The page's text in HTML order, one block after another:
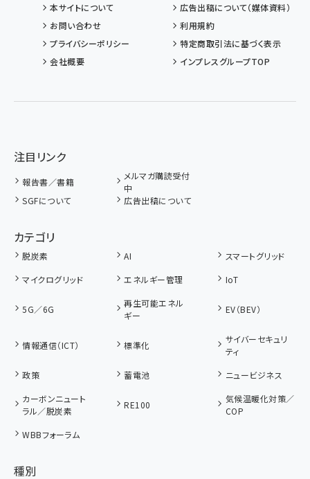
本サイトについて
広告出稿について（媒体資料）
お問い合わせ
利用規約
プライバシーポリシー
特定商取引法に基づく表示
会社概要
インプレスグループTOP
注目リンク
報告書／書籍
メルマガ購読受付
中
SGFについて
広告出稿について
カテゴリ
脱炭素 AI
スマートグリッド
マイクログリッド
エネルギー管理 IoT
5G／6G
再生可能エネル
ギー
EV（BEV）
情報通信（ICT） 標準化
サイバーセキュリ
ティ
政策
蓄電池
ニュービジネス
カーボンニュート
ラル／脱炭素
RE100
気候温暖化対策／
COP
WBBフォーラム
種別